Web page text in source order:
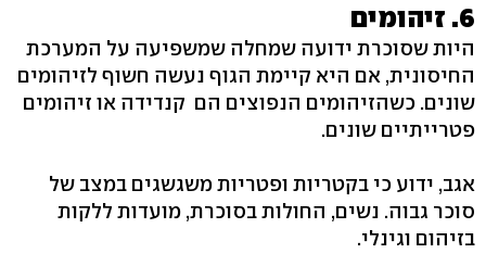
6. זיהומים
היות שסוכרת ידועה שמחלה שמשפיעה על המערכת
החיסונית, אם היא קיימת הגוף נעשה חשוף לזיהומים
שונים. כשהזיהומים הנפוצים הם קנדידה או זיהומים
פטרייתיים שונים.
אגב, ידוע כי בקטריות ופטריות משגשגים במצב של
סוכר גבוה. נשים, החולות בסוכרת, מועדות ללקות
בזיהום וגינלי.